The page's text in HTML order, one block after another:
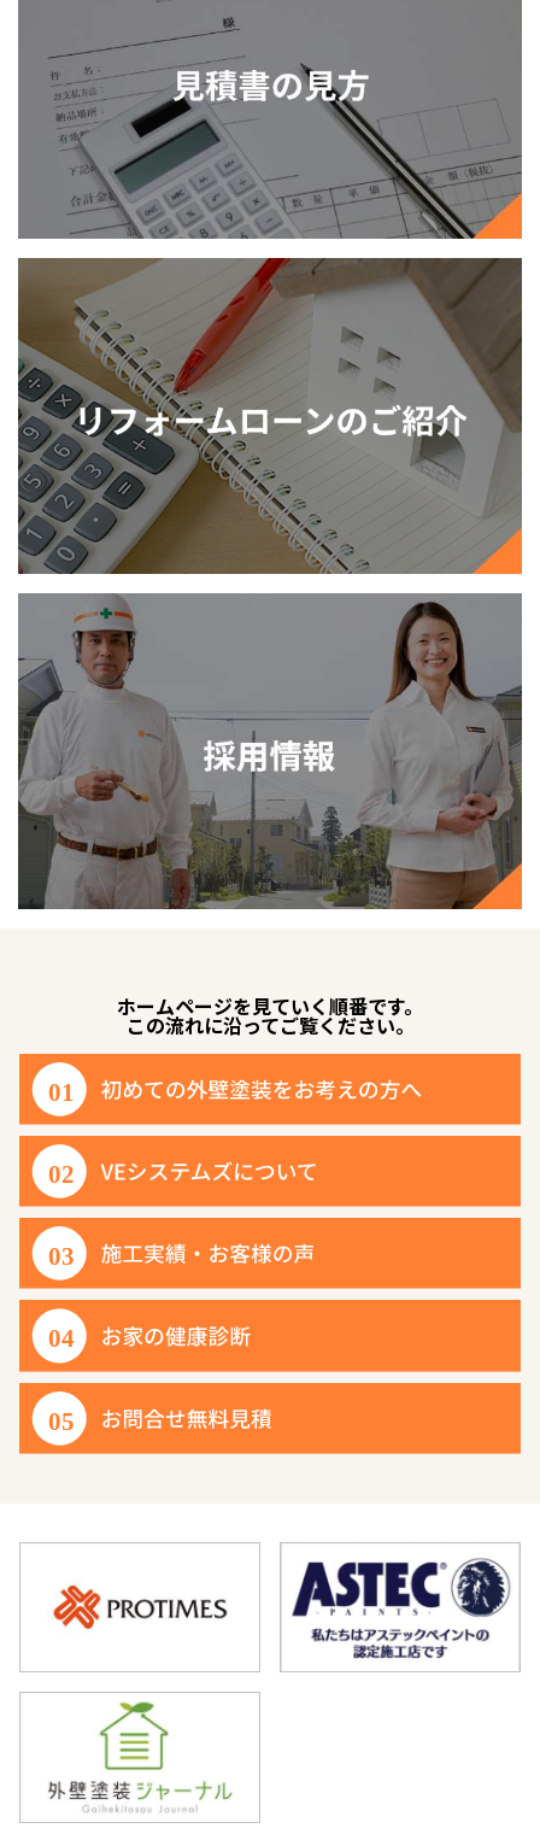
ホームページを見ていく順番です。
この流れに沿ってご覧ください。